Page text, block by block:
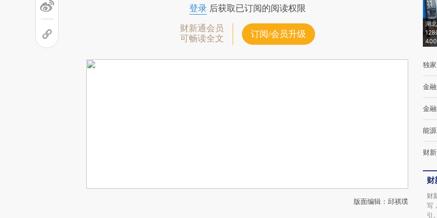
登录后获取已订阅的阅读权限
财新通会员
可畅读全文
订阅/会员升级
版面编辑：邱祺璞
湖
128
独家
金融
金
能源
财
财
财
写
引